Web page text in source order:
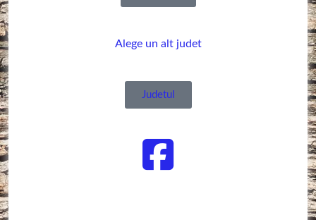
Alege un alt judet
Judetul